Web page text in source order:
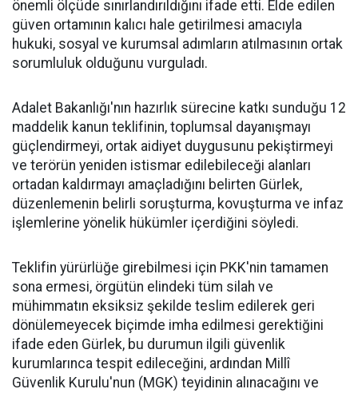
önemli ölçüde sınırlandırıldığını ifade etti. Elde edilen
güven ortamının kalıcı hale getirilmesi amacıyla
hukuki, sosyal ve kurumsal adımların atılmasının ortak
sorumluluk olduğunu vurguladı.
Adalet Bakanlığı'nın hazırlık sürecine katkı sunduğu 12
maddelik kanun teklifinin, toplumsal dayanışmayı
güçlendirmeyi, ortak aidiyet duygusunu pekiştirmeyi
ve terörün yeniden istismar edilebileceği alanları
ortadan kaldırmayı amaçladığını belirten Gürlek,
düzenlemenin belirli soruşturma, kovuşturma ve infaz
işlemlerine yönelik hükümler içerdiğini söyledi.
Teklifin yürürlüğe girebilmesi için PKK'nin tamamen
sona ermesi, örgütün elindeki tüm silah ve
mühimmatın eksiksiz şekilde teslim edilerek geri
dönülemeyecek biçimde imha edilmesi gerektiğini
ifade eden Gürlek, bu durumun ilgili güvenlik
kurumlarınca tespit edileceğini, ardından Millî
Güvenlik Kurulu'nun (MGK) teyidinin alınacağını ve